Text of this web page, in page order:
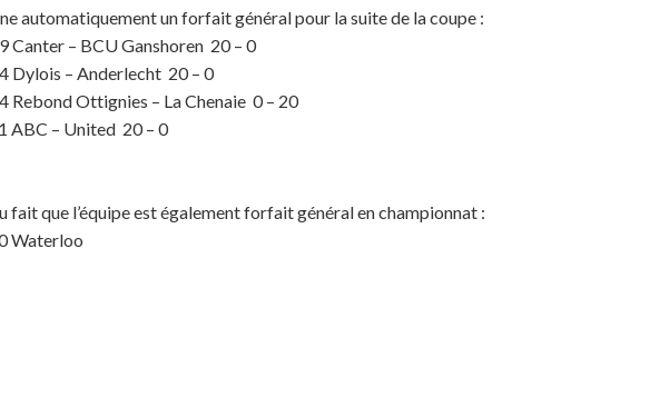
automatiquement un forfait général pour la suite de la coupe :
Canter – BCU Ganshoren 20 – 0
Dylois – Anderlecht 20 – 0
Rebond Ottignies – La Chenaie 0 – 20
ABC – United 20 – 0
fait que l’équipe est également forfait général en championnat :
Waterloo